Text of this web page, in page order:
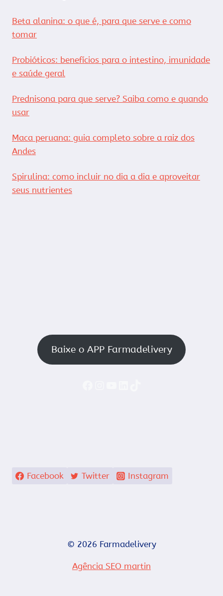
Beta alanina: o que é, para que serve e como
tomar
Probióticos: benefícios para o intestino, imunidade
e saúde geral
Prednisona para que serve? Saiba como e quando
usar
Maca peruana: guia completo sobre a raiz dos
Andes
Spirulina: como incluir no dia a dia e aproveitar
seus nutrientes
Baixe o APP Farmadelivery
Facebook Twitter Instagram
© 2026 Farmadelivery
Agência SEO martin